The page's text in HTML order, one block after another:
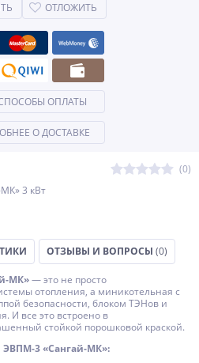
(0)
3 кВт
ОТЛОЖИТЬ
ОПЛАТЫ
О ДОСТАВКЕ
ОТЗЫВЫ И ВОПРОСЫ (0)
МК»— это не просто
отопления, а миникотельная с
безопасности, блоком ТЭНов и
И все это встроено в
стойкой порошковой краской.
ЭВПМ-3 «Сангай-МК»: